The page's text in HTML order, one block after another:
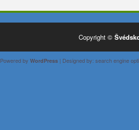
Copyright ©
Powered by WordPress| Designed by: search engine